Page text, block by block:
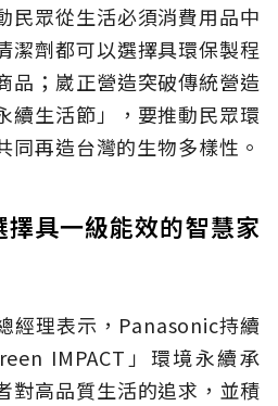
民眾從生活必須消費用品中
潔劑都可以選擇具環保製程
品；崴正營造突破傳統營造
續生活節」，要推動民眾環
同再造台灣的生物多樣性。
具一級能效的智慧家
經理表示，Panasonic持續
IMPACT」環境永續承
對高品質生活的追求，並積